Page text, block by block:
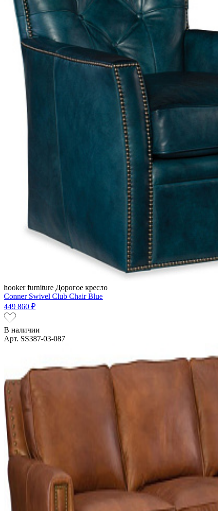
hooker furniture Дорогое кресло
Conner Swivel Club Chair Blue
449 860 ₽
В наличии
Арт. SS387-03-087